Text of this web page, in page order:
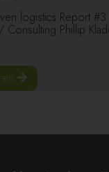
logistics Report
Consulting Phillip